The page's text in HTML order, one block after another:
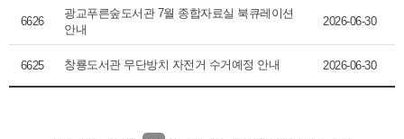
6626
광교푸른숲도서관 7월 종합자료실 북큐레이션
안내
2026-06-30
6625 창룡도서관 무단방치 자전거 수거예정 안내 2026-06-30